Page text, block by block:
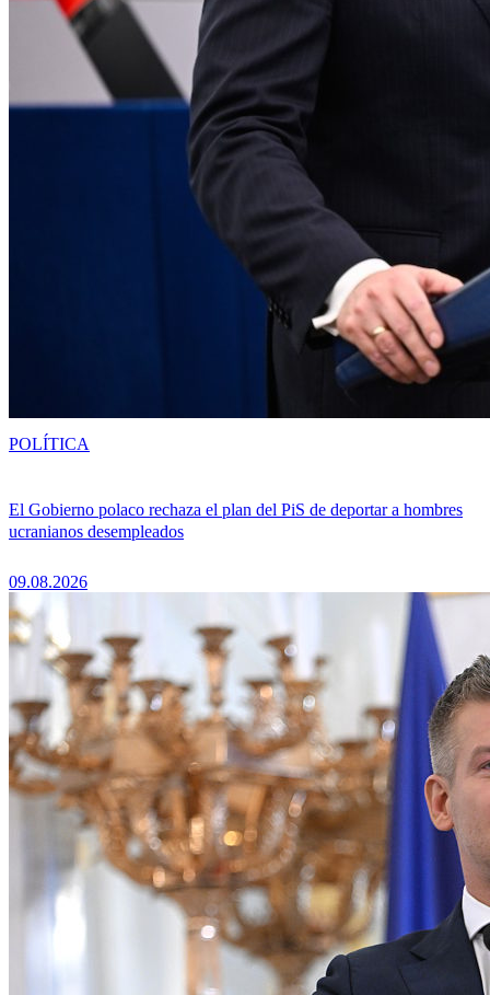
El Gobierno polaco rechaza el plan del PiS de deportar a hombres
ucranianos desempleados
09.08.2026
POLÍTICA